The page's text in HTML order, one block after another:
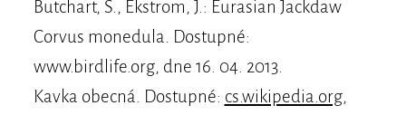
Butchart, S., Ekstrom, J.: Eurasian Jackdaw
Corvus monedula. Dostupné:
www.birdlife.org, dne 16. 04. 2013.
Kavka obecná. Dostupné: cs.wikipedia.org,